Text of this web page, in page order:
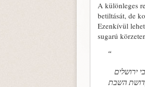
A különleges
betiltását, de
Ezenkívül
sugarú
ירושלים
השבת